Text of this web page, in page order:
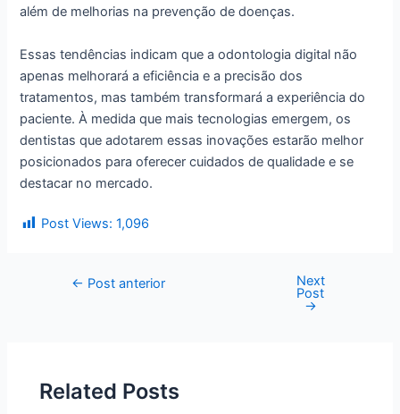
além de melhorias na prevenção de doenças.
Essas tendências indicam que a odontologia digital não
apenas melhorará a eficiência e a precisão dos
tratamentos, mas também transformará a experiência do
paciente. À medida que mais tecnologias emergem, os
dentistas que adotarem essas inovações estarão melhor
posicionados para oferecer cuidados de qualidade e se
destacar no mercado.
Post Views: 1,096
← Post anterior Next
Post
→
Related Posts